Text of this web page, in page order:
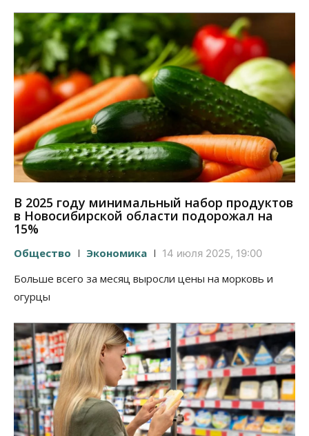
В 2025 году минимальный набор продуктов
в Новосибирской области подорожал на
15%
Общество Экономика 14 июля 2025, 19:00
Больше всего за месяц выросли цены на морковь и
огурцы